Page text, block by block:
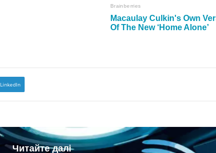
LinkedIn
Читайте далі